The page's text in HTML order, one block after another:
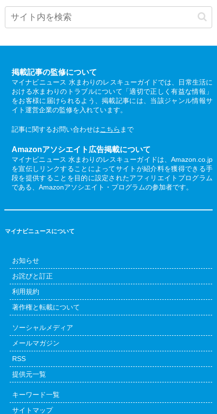
掲載記事の監修について
マイナビニュース 水まわりのレスキューガイドでは、日常生活に
おける水まわりのトラブルについて「適切で正しく有益な情報」
をお客様に届けられるよう、掲載記事には、当該ジャンル情報サ
イト運営企業の監修を入れています。
記事に関するお問い合わせはこちら まで
Amazonアソシエイト広告掲載について
マイナビニュース 水まわりのレスキューガイドは、Amazon.co.jp
を宣伝しリンクすることによってサイトが紹介料を獲得できる手
段を提供することを目的に設定されたアフィリエイトプログラム
である、Amazonアソシエイト・プログラムの参加者です。
マイナビニュースについて
お知らせ
お詫びと訂正
利用規約
著作権と転載について
ソーシャルメディア
メールマガジン
RSS
提供元一覧
キーワード一覧
サイトマップ